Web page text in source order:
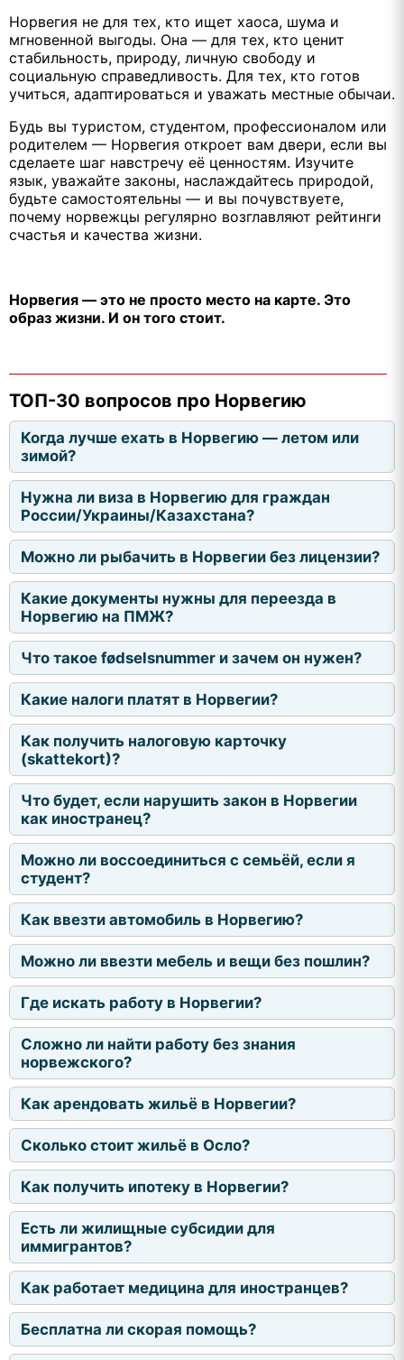
Норвегия не для тех, кто ищет хаоса, шума и
мгновенной выгоды. Она — для тех, кто ценит
стабильность, природу, личную свободу и
социальную справедливость. Для тех, кто готов
учиться, адаптироваться и уважать местные обычаи.
Будь вы туристом, студентом, профессионалом или
родителем — Норвегия откроет вам двери, если вы
сделаете шаг навстречу её ценностям. Изучите
язык, уважайте законы, наслаждайтесь природой,
будьте самостоятельны — и вы почувствуете,
почему норвежцы регулярно возглавляют рейтинги
счастья и качества жизни.
Норвегия — это не просто место на карте. Это
образ жизни. И он того стоит.
ТОП-30 вопросов про Норвегию
Когда лучше ехать в Норвегию — летом или
зимой?
Нужна ли виза в Норвегию для граждан
России/Украины/Казахстана?
Можно ли рыбачить в Норвегии без лицензии?
Какие документы нужны для переезда в
Норвегию на ПМЖ?
Что такое fødselsnummer и зачем он нужен?
Какие налоги платят в Норвегии?
Как получить налоговую карточку
(skattekort)?
Что будет, если нарушить закон в Норвегии
как иностранец?
Можно ли воссоединиться с семьёй, если я
студент?
Как ввезти автомобиль в Норвегию?
Можно ли ввезти мебель и вещи без пошлин?
Где искать работу в Норвегии?
Сложно ли найти работу без знания
норвежского?
Как арендовать жильё в Норвегии?
Сколько стоит жильё в Осло?
Как получить ипотеку в Норвегии?
Есть ли жилищные субсидии для
иммигрантов?
Как работает медицина для иностранцев?
Бесплатна ли скорая помощь?